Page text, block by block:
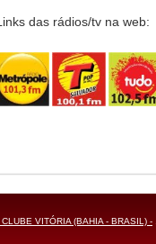
das rádios/tv na web:
VITÓRIA (BAHIA - BRASIL) -